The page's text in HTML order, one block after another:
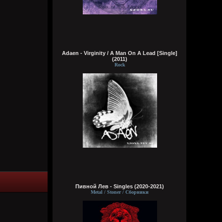
Вчера в 12:48:06
Цитата: Кукуня
Вчера в 12:37:48
тут опять потоки говна, он считает
знание ЗС чем то великим. Скоро уже
косплеить будет ИРЛ, в тарелку насрет и
жрать будет.
Wirtuozik
Вчера в 12:18:32
Ну не заставят же они меня съесть
и подчистят мое гавно насранное в
комментах
Wirtuozik
Вчера в 12:17:02
Adaen - Virginity / A Man On A Lead [Single]
(2011)
Rock
Пивной Лев - Singles (2020-2021)
Metal / Stoner / Сборники